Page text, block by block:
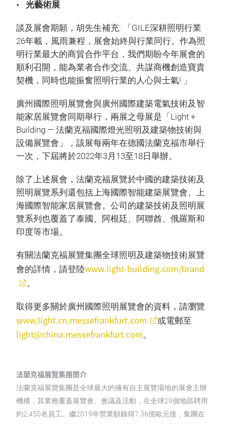
光藝術展
談及展會期願，胡先生補充: 「GILE深耕照明行業
26年載，風雨兼程，展會始終與行業同行。作為照
明行業最大的商貿合作平台，我們期盼今年展會的
順利召開，能為業者合作交流、共謀商機創造寶貴
契機，同時也能振奮照明行業的人心與士氣! 」
廣州國際照明展覽會與廣州國際建築電氣技術及智
能家居展覽會同期舉行，兩展之母展是「Light +
Building — 法蘭克福國際燈光照明及建築物技術與
設備展覽會」，該展每兩年在德國法蘭克福市舉行
一次，下屆將於2022年3月13至18日舉辦。
除了上述展會，法蘭克福展覽於中國的建築技術及
照明展覽系列還包括上海國際智能建築展覽會、上
海國際智能家居展覽會。公司的建築技術及照明展
覽系列也覆蓋了泰國、阿根廷、阿聯酋、俄羅斯和
印度等市場。
有關法蘭克福展覽集團全球照明及建築物技術展覽
會的詳情，請登陸www.light-building.com/brand
。
取得更多關於廣州國際照明展覽會的資料，請瀏覽
www.light.cn.messefrankfurt.com 或電郵至
light@china.messefrankfurt.com。
法蘭克福展覽集團簡介
法蘭克福展覽集團是全球最大的擁有自主展覽場地的展會主辦
機構，其業務覆蓋展覽會、會議及活動，在全球29個地區聘用
約2,450名員工。繼2019年營業額錄得7.36億歐元後，集團在